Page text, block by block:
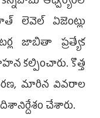
లెవెల్ ఏజెంట్లు
జాబితా ప్రత్యేక
కల్పించారు. కొత్త
మారిన వివరాల
చేశారు.